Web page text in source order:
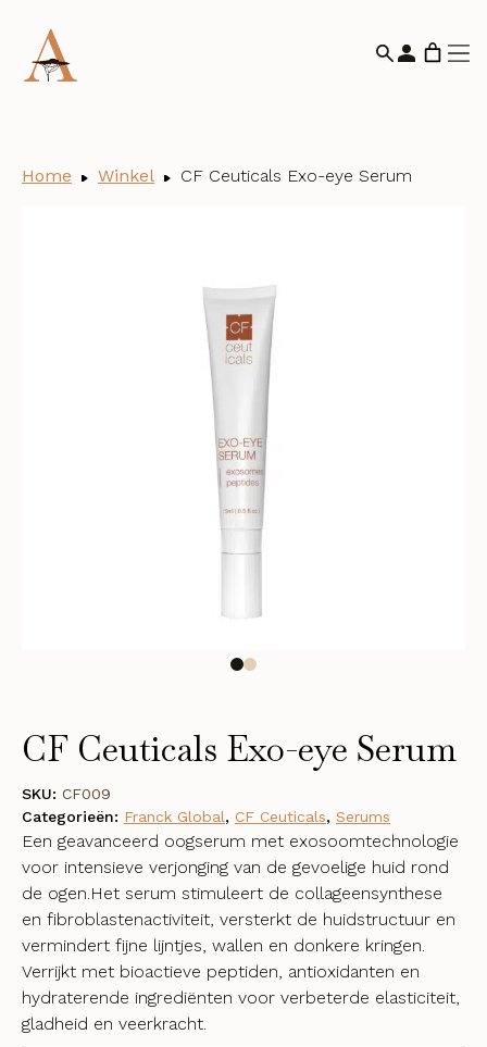
Home Winkel CF Ceuticals Exo-eye Serum
CF Ceuticals Exo-eye Serum
Een geavanceerd oogserum met exosoomtechnologie
voor intensieve verjonging van de gevoelige huid rond
de ogen.Het serum stimuleert de collageensynthese
en fibroblastenactiviteit, versterkt de huidstructuur en
vermindert fijne lijntjes, wallen en donkere kringen.
Verrijkt met bioactieve peptiden, antioxidanten en
hydraterende ingrediënten voor verbeterde elasticiteit,
gladheid en veerkracht.
SKU: CF009
Categorieën: Franck Global, CF Ceuticals, Serums